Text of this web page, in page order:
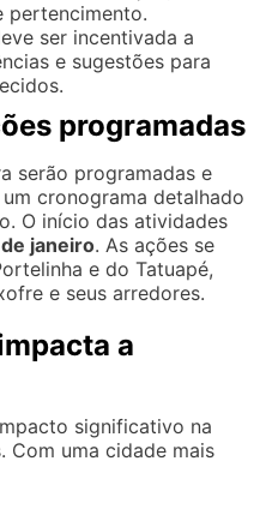
pertencimento.
ser incentivada a
e sugestões para
programadas
serão programadas e
cronograma detalhado
O início das atividades
janeiro. As ações se
e do Tatuapé,
e seus arredores.
a
significativo na
Com uma cidade mais